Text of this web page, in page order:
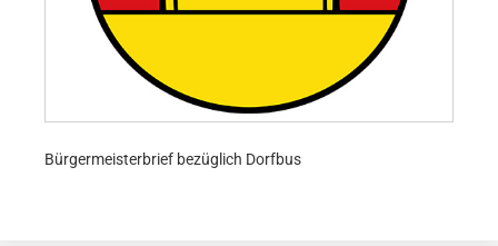
Bürgermeisterbrief bezüglich Dorfbus